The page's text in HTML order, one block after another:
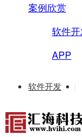
案例欣赏
软件
APP
软件开发 |